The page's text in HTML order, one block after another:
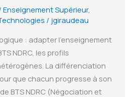
Enseignement Supérieur,
/ jgiraudeau
: adapter l’enseignement
NDRC, les profils
La différenciation
que chacun progresse à son
BTS NDRC (Négociation et